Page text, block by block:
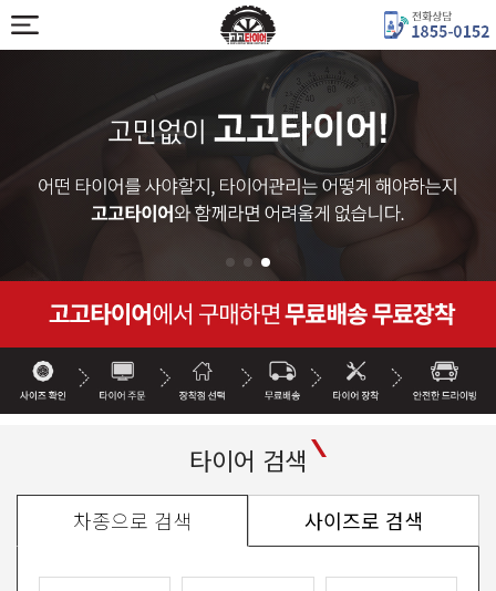
타이어 검색
차종으로 검색 사이즈로 검색